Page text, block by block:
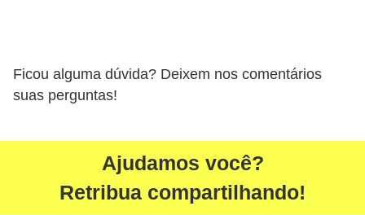
Ficou alguma dúvida? Deixem nos comentários
suas perguntas!
Ajudamos você?
Retribua compartilhando!